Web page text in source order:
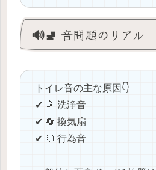
🔊🚽 音問題のリアル
トイレ音の主な原因👇
✔ 🚿 洗浄音
✔ 🔄 換気扇
✔ 🧻 行為音